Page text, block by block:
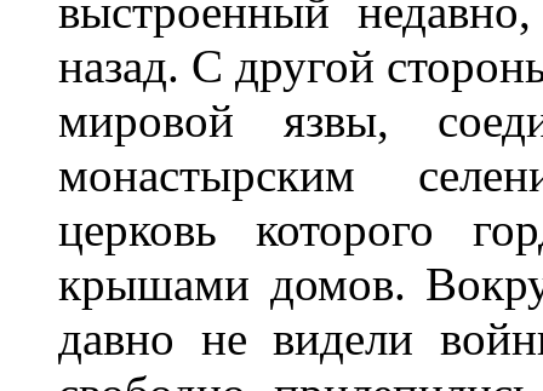
выстроенный
назад. С другой
мировой язвы,
монастырским
церковь которого
крышами домов.
давно не видели